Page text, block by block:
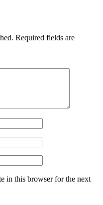
Required fields are
in this browser for the next